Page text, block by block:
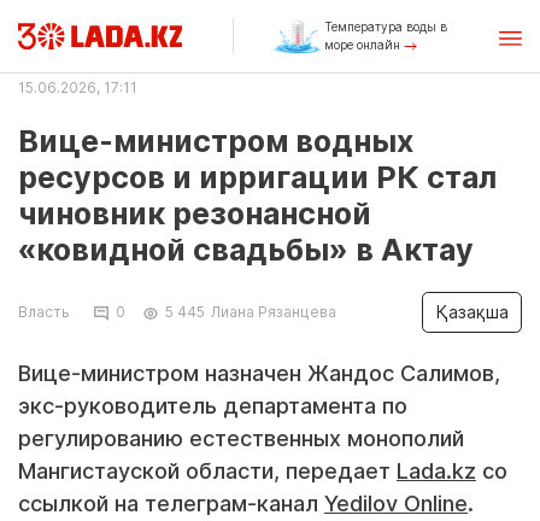
Температура воды в
море онлайн
15.06.2026, 17:11
Вице-министром водных
ресурсов и ирригации РК стал
чиновник резонансной
«ковидной свадьбы» в Актау
Власть 0 5 445 Лиана Рязанцева Қазақша
Вице-министром назначен Жандос Салимов,
экс-руководитель департамента по
регулированию естественных монополий
Мангистауской области, передает Lada.kz со
ссылкой на телеграм-канал Yedilov Online.